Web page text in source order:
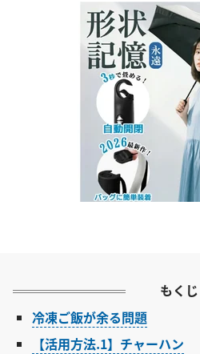
もくじ
冷凍ご飯が余る問題
【活用方法.1】チャーハン